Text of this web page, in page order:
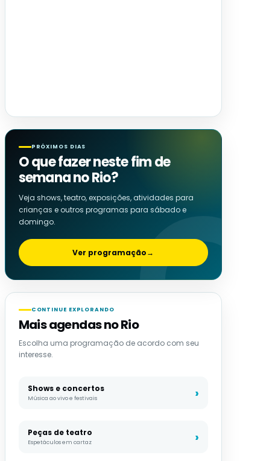
PRÓXIMOS DIAS
O que fazer neste fim de
semana no Rio?
Veja shows, teatro, exposições, atividades para
crianças e outros programas para sábado e
domingo.
Ver programação→
CONTINUE EXPLORANDO
Mais agendas no Rio
Escolha uma programação de acordo com seu
interesse.
Shows e concertos
Música ao vivo e festivais
Peças de teatro
Espetáculos em cartaz